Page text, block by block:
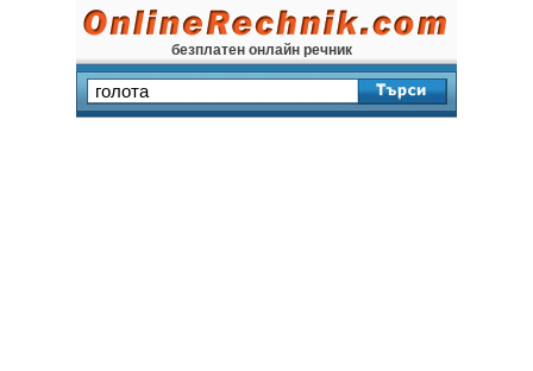
безплатен онлайн речник